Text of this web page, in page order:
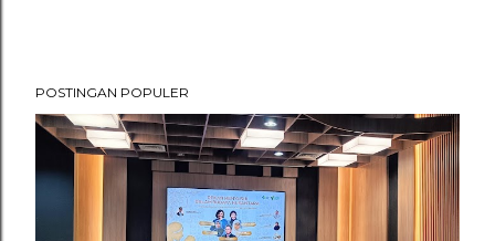
POSTINGAN POPULER